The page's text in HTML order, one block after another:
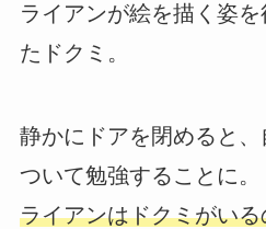
ライアンが絵を描く姿
たドクミ。
静かにドアを閉めると
ついて勉強することに。
ライアンはドクミがい